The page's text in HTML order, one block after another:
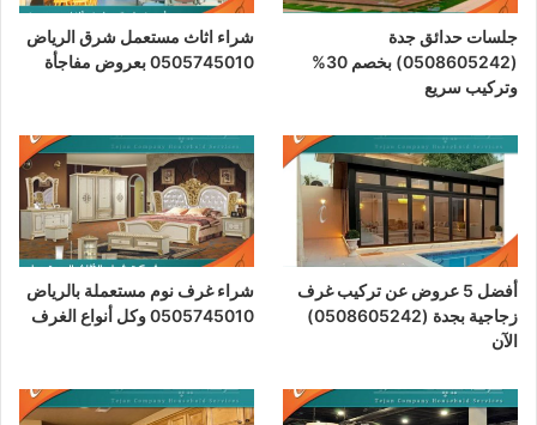
جلسات حدائق جدة
(0508605242) بخصم 30%
وتركيب سريع
شراء اثاث مستعمل شرق الرياض
0505745010 بعروض مفاجأة
أفضل 5 عروض عن تركيب غرف
زجاجية بجدة (0508605242)
الآن
شراء غرف نوم مستعملة بالرياض
0505745010 وكل أنواع الغرف